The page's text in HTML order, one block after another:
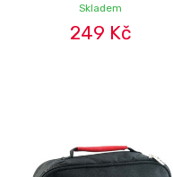
Skladem
249 Kč